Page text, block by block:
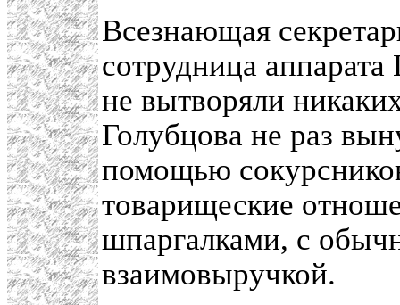
Всезнающая
сотрудница
не вытворяли
Голубцова не раз
помощью
товарищеские
шпаргалками, с
взаимовыручкой.